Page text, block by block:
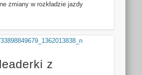
zmiany w rozkładzie jazdy
z